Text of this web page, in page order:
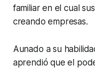
familiar en el cual
creando empresas.
Aunado a su
aprendió que el